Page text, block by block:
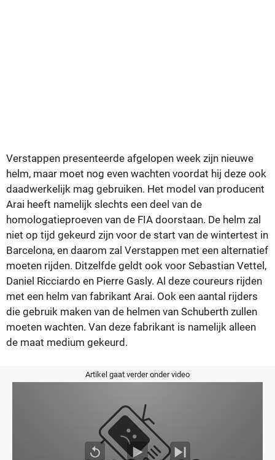
Verstappen presenteerde afgelopen week zijn nieuwe
helm, maar moet nog even wachten voordat hij deze ook
daadwerkelijk mag gebruiken. Het model van producent
Arai heeft namelijk slechts een deel van de
homologatieproeven van de FIA doorstaan. De helm zal
niet op tijd gekeurd zijn voor de start van de wintertest in
Barcelona, en daarom zal Verstappen met een alternatief
moeten rijden. Ditzelfde geldt ook voor Sebastian Vettel,
Daniel Ricciardo en Pierre Gasly. Al deze coureurs rijden
met een helm van fabrikant Arai. Ook een aantal rijders
die gebruik maken van de helmen van Schuberth zullen
moeten wachten. Van deze fabrikant is namelijk alleen
de maat medium gekeurd.
Artikel gaat verder onder video